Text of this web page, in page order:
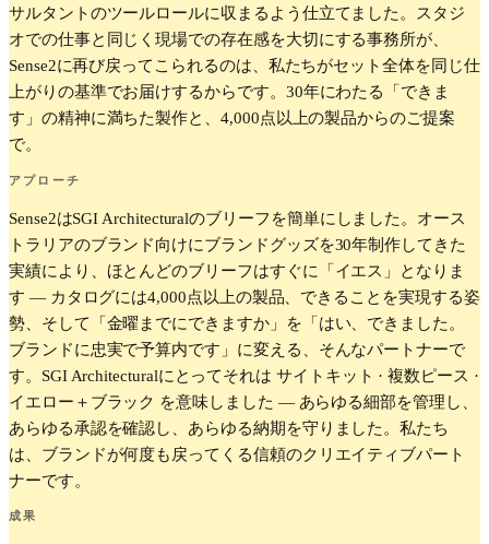
サルタントのツールロールに収まるよう仕立てました。スタジ
オでの仕事と同じく現場での存在感を大切にする事務所が、
Sense2に再び戻ってこられるのは、私たちがセット全体を同じ仕
上がりの基準でお届けするからです。30年にわたる「できま
す」の精神に満ちた製作と、4,000点以上の製品からのご提案
で。
アプローチ
Sense2はSGI Architecturalのブリーフを簡単にしました。オース
トラリアのブランド向けにブランドグッズを30年制作してきた
実績により、ほとんどのブリーフはすぐに「イエス」となりま
す — カタログには4,000点以上の製品、できることを実現する姿
勢、そして「金曜までにできますか」を「はい、できました。
ブランドに忠実で予算内です」に変える、そんなパートナーで
す。SGI Architecturalにとってそれは サイトキット · 複数ピース ·
イエロー＋ブラック を意味しました — あらゆる細部を管理し、
あらゆる承認を確認し、あらゆる納期を守りました。私たち
は、ブランドが何度も戻ってくる信頼のクリエイティブパート
ナーです。
成果